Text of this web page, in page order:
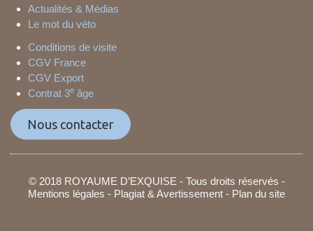
Actualités & Médias
Le mot du véto
Conditions de visite
CGV France
CGV Export
Contrat 3e âge
Nous contacter
© 2018 ROYAUME D’EXQUISE - Tous droits réservés -
Mentions légales - Plagiat & Avertissement - Plan du site